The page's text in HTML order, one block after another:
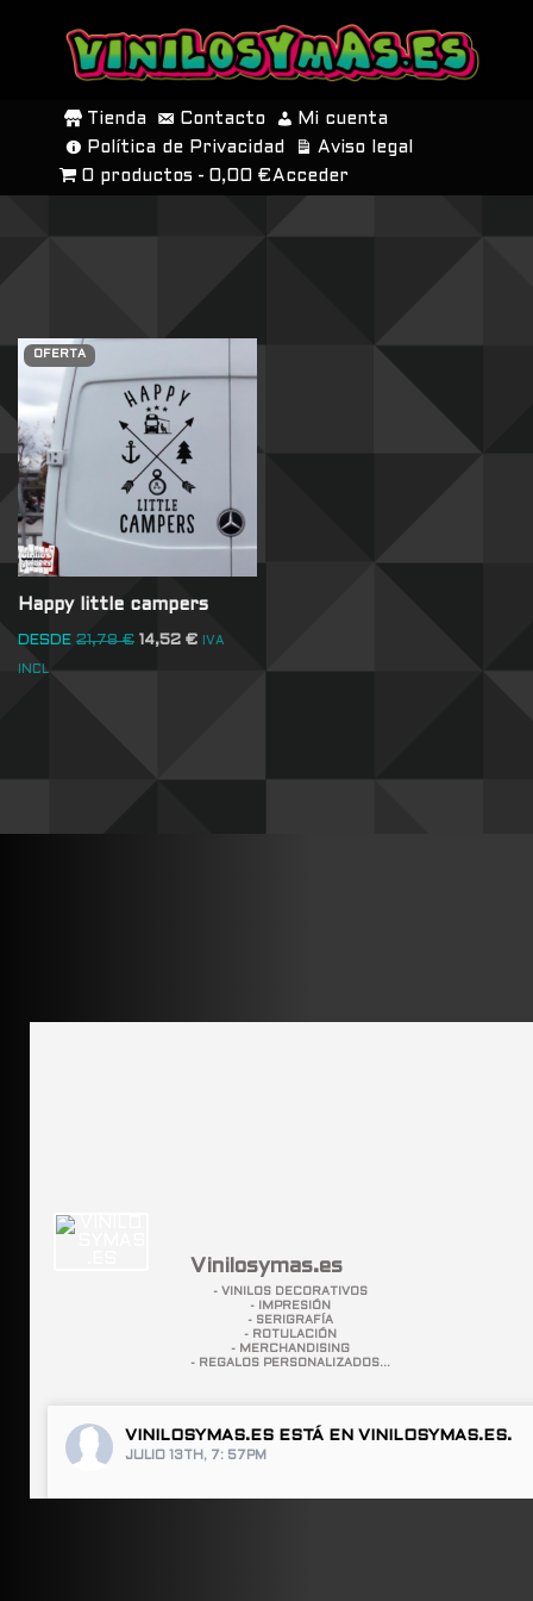
SALTAR
CONTENIDO
Tienda Contacto
Mi cuenta
Política de Privacidad
Aviso legal
0 productos
0,00 € Acceder
OFERTA
Happy little campers
DESDE 21,78€ 14,52 € IVA
INCL
Vinilosymas.es
- VINILOS DECORATIVOS
- IMPRESIÓN
- SERIGRAFÍA
- ROTULACIÓN
- MERCHANDISING
- REGALOS PERSONALIZADOS...
VINILOSYMAS.ES ESTÁ EN VINILOSYMAS.ES.
JULIO 13TH, 7: 57PM